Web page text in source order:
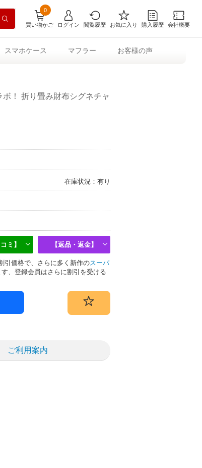
買い物かご
0
ログイン 閲覧履歴 お気に入り 購入履歴 会社概要
スマホケース マフラー お客様の声
ボ！ 折り畳み財布シグネチャ
在庫状況：有り
ミ】 【返品・返金】
引価格で、さらに多く新作のスーパ
、登録会員はさらに割引を受ける
ご利用案内